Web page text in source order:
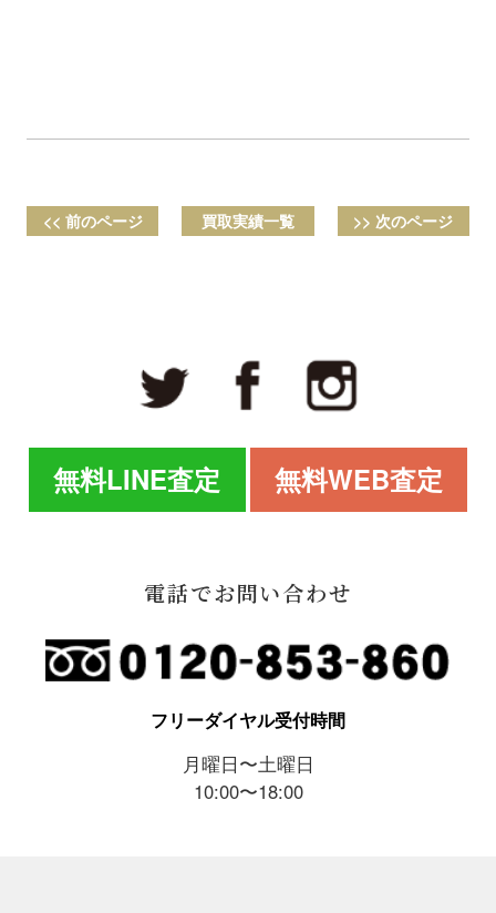
<< 前のページ 買取実績一覧 >> 次のページ
無料LINE査定 無料WEB査定
電話でお問い合わせ
フリーダイヤル受付時間
月曜日〜土曜日
10:00〜18:00